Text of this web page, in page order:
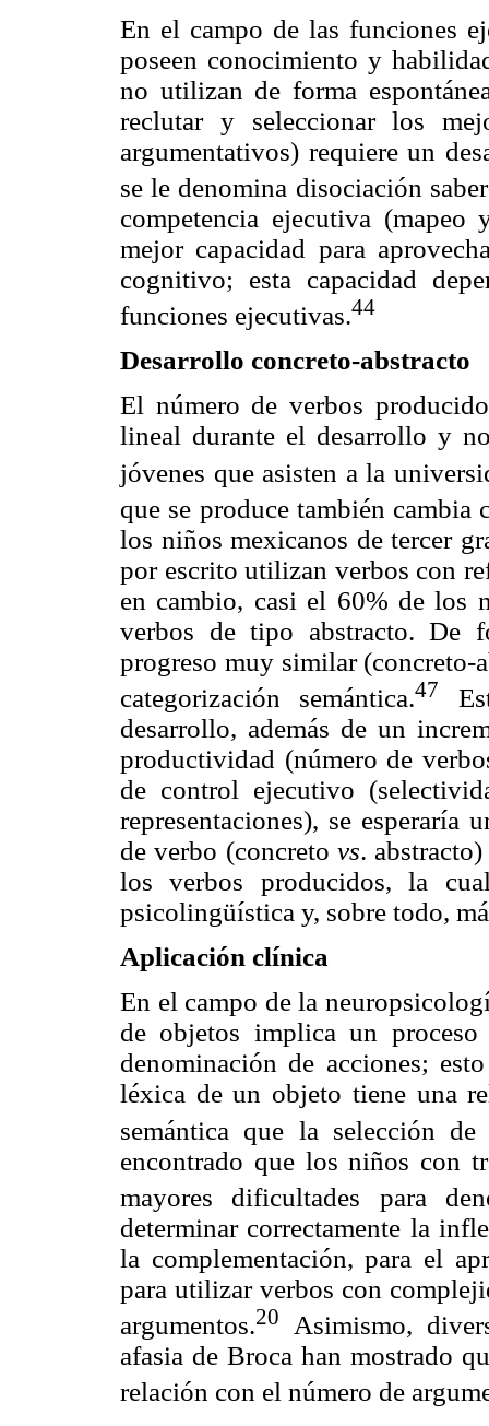
En el campo de las funciones
poseen conocimiento y
no utilizan de forma
reclutar y seleccionar los
argumentativos) requiere un
se le denomina disociación
competencia ejecutiva
mejor capacidad para
cognitivo; esta capacidad
funciones ejecutivas.44
Desarrollo concreto-abstracto
El número de verbos
lineal durante el desarrollo y
jóvenes que asisten a la
que se produce también cambia
los niños mexicanos de tercer
por escrito utilizan verbos con
en cambio, casi el 60% de los
verbos de tipo abstracto. De
progreso muy similar (concreto-
categorización semántica.47
desarrollo, además de un
productividad (número de
de control ejecutivo
representaciones), se
de verbo (concreto vs.
los verbos producidos, la
psicolingüística y, sobre todo,
Aplicación clínica
En el campo de la
de objetos implica un
denominación de acciones;
léxica de un objeto tiene una
semántica que la selección
encontrado que los niños con
mayores dificultades para
determinar correctamente la
la complementación, para el
para utilizar verbos con
argumentos.20
Asimismo,
afasia de Broca han mostrado
relación con el número de